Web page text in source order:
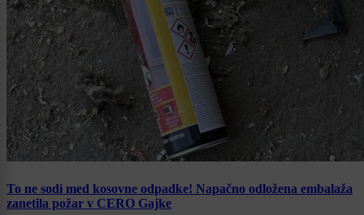
To ne sodi med kosovne odpadke! Napačno odložena embalaža
zanetila požar v CERO Gajke